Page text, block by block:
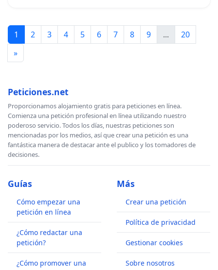
1 2 3 4 5 6 7 8 9 ...
20
»
Peticiones.net
Proporcionamos alojamiento gratis para peticiones en línea.
Comienza una petición profesional en línea utilizando nuestro
poderoso servicio. Todos los días, nuestras peticiones son
mencionadas por los medios, así que crear una petición es una
fantástica manera de destacar ante el publico y los tomadores de
decisiones.
Guías
Cómo empezar una
petición en línea
¿Cómo redactar una
petición?
¿Cómo promover una
Más
Crear una petición
Política de privacidad
Gestionar cookies
Sobre nosotros